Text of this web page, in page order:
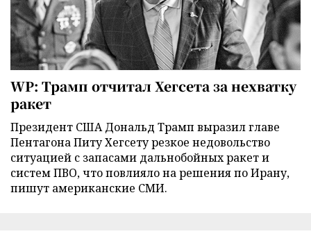
WP: Трамп отчитал Хегсета за нехватку
ракет
Президент США Дональд Трамп выразил главе
Пентагона Питу Хегсету резкое недовольство
ситуацией с запасами дальнобойных ракет и
систем ПВО, что повлияло на решения по Ирану,
пишут американские СМИ.